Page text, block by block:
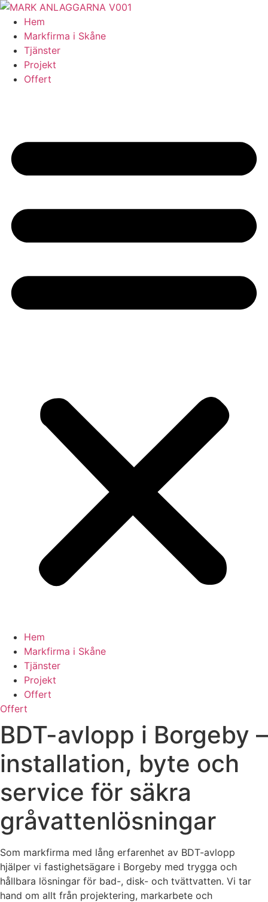
Skip
content
Hem
Markfirma i Skåne
Tjänster
Projekt
Offert
Hem
Markfirma i Skåne
Tjänster
Projekt
Offert
Offert
BDT-avlopp i Borgeby –
installation, byte och
service för säkra
gråvattenlösningar
Som markfirma med lång erfarenhet av BDT-avlopp
hjälper vi fastighetsägare i Borgeby med trygga och
hållbara lösningar för bad-, disk- och tvättvatten. Vi tar
hand om allt från projektering, markarbete och